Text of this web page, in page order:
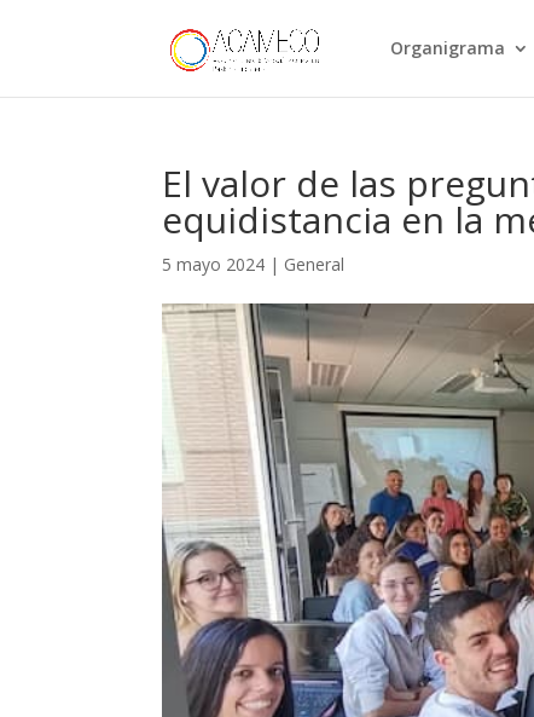
Organigrama
El valor de las
equidistancia en la
5 mayo 2024 | General